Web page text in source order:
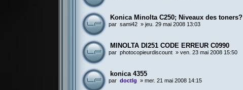
Konica Minolta C250; Niveaux des toners?
par sami42 »jeu. 29 mai 2008 13:03
MINOLTA DI251 CODE ERREUR C0990
par photocopieurdiscount »ven. 23 mai 2008 15:50
konica 4355
par doctlg »mer. 21 mai 2008 14:15